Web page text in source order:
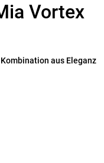
Vortex
aus Eleganz